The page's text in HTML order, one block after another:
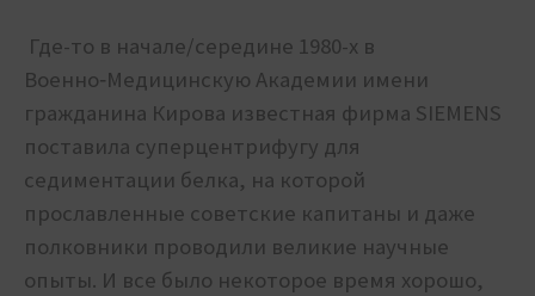
Где-то в начале/середине 1980-х в
Военно‑Медицинскую Академии имени
гражданина Кирова известная фирма SIEMENS
поставила суперцентрифугу для
седиментации белка, на которой
прославленные советские капитаны и даже
полковники проводили великие научные
опыты. И все было некоторое время хорошо,